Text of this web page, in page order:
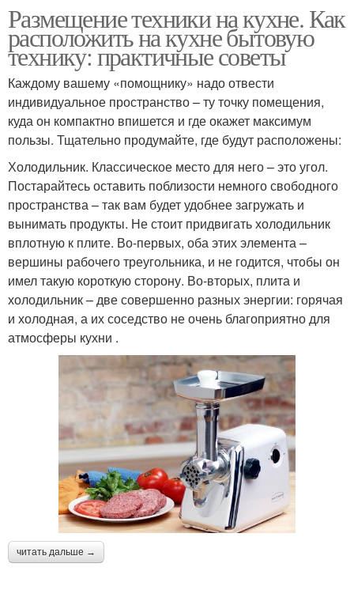
Размещение техники на кухне. Как
расположить на кухне бытовую
технику: практичные советы
Каждому вашему «помощнику» надо отвести
индивидуальное пространство – ту точку помещения,
куда он компактно впишется и где окажет максимум
пользы. Тщательно продумайте, где будут расположены:
Холодильник. Классическое место для него – это угол.
Постарайтесь оставить поблизости немного свободного
пространства – так вам будет удобнее загружать и
вынимать продукты. Не стоит придвигать холодильник
вплотную к плите. Во-первых, оба этих элемента –
вершины рабочего треугольника, и не годится, чтобы он
имел такую короткую сторону. Во-вторых, плита и
холодильник – две совершенно разных энергии: горячая
и холодная, а их соседство не очень благоприятно для
атмосферы кухни .
читать дальше →